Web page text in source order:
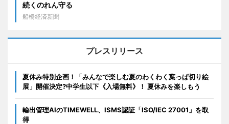
続くのれん守る
船橋経済新聞
プレスリリース
夏休み特別企画！「みんなで楽しむ夏のわくわく葉っぱ切り絵
展」開催決定?中学生以下《入場無料》！ 夏休みを楽しもう
輸出管理AIのTIMEWELL、ISMS認証「ISO/IEC 27001」を取
得